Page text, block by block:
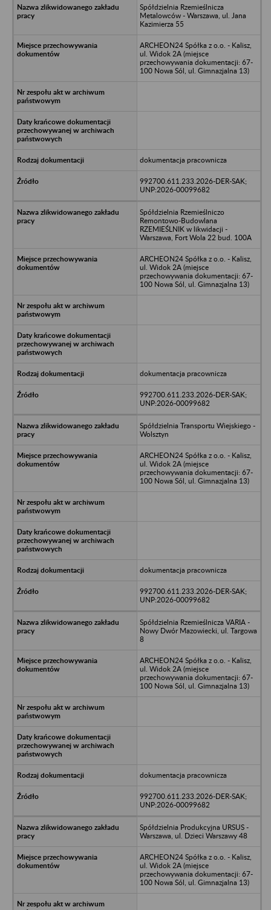
Spółdzielnia Rzemieślnicza
Metalowców - Warszawa, ul. Jana
Kazimierza 55
ARCHEON24 Spółka z o.o. - Kalisz,
ul. Widok 2A (miejsce
przechowywania dokumentacji: 67-
100 Nowa Sól, ul. Gimnazjalna 13)
dokumentacja pracownicza
992700.611.233.2026-DER-SAK;
UNP:2026-00099682
Spółdzielnia Rzemieślniczo
Remontowo-Budowlana
RZEMIEŚLNIK w likwidacji -
Warszawa, Fort Wola 22 bud. 100A
ARCHEON24 Spółka z o.o. - Kalisz,
ul. Widok 2A (miejsce
przechowywania dokumentacji: 67-
100 Nowa Sól, ul. Gimnazjalna 13)
dokumentacja pracownicza
992700.611.233.2026-DER-SAK;
UNP:2026-00099682
Spółdzielnia Transportu Wiejskiego -
Wolsztyn
ARCHEON24 Spółka z o.o. - Kalisz,
ul. Widok 2A (miejsce
przechowywania dokumentacji: 67-
100 Nowa Sól, ul. Gimnazjalna 13)
dokumentacja pracownicza
992700.611.233.2026-DER-SAK;
UNP:2026-00099682
Spółdzielnia Rzemieślnicza VARIA -
Nowy Dwór Mazowiecki, ul. Targowa
8
ARCHEON24 Spółka z o.o. - Kalisz,
ul. Widok 2A (miejsce
przechowywania dokumentacji: 67-
100 Nowa Sól, ul. Gimnazjalna 13)
dokumentacja pracownicza
992700.611.233.2026-DER-SAK;
UNP:2026-00099682
Spółdzielnia Produkcyjna URSUS -
Warszawa, ul. Dzieci Warszawy 48
ARCHEON24 Spółka z o.o. - Kalisz,
ul. Widok 2A (miejsce
przechowywania dokumentacji: 67-
100 Nowa Sól, ul. Gimnazjalna 13)